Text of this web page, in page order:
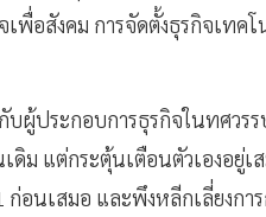
พื่อสังคม การจัดตั้งธุรกิจเทค
บผู้ประกอบการธุรกิจในทศวร
ดิม แต่กระตุ้นเตือนตัวเองอยู่เ
ก่อนเสมอ และพึงหลีกเลี่ยงกา